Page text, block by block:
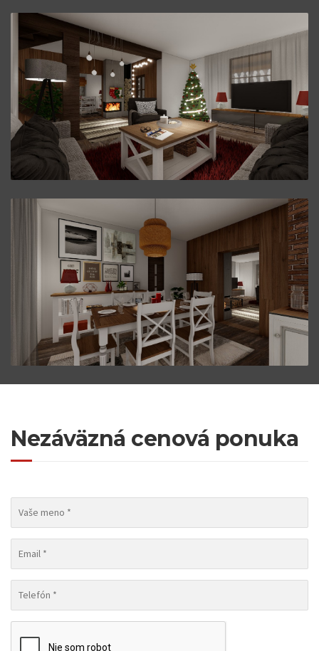
Poschodový Dom P41.
ZVÄČŠIŤ
Poschodový Dom P41.
ZVÄČŠIŤ
Nezáväzná cenová ponuka